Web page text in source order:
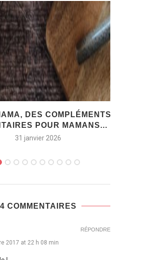
DES COMPLÉMENTS
POUR MAMANS...
31 janvier 2026
4 COMMENTAIRES
2017 at 22 h 08 min
RÉPONDRE